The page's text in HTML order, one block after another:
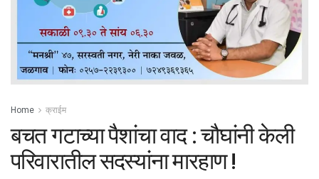
Home क्राईम
बचत गटाच्या पैशांचा वाद : चौघांनी केली
परिवारातील सदस्यांना मारहाण !